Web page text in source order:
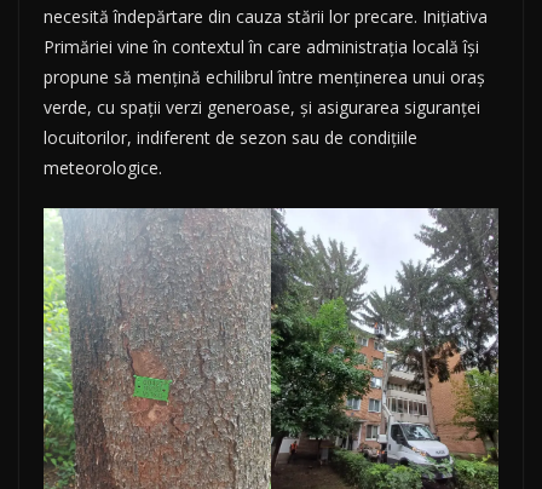
necesită îndepărtare din cauza stării lor precare. Inițiativa
Primăriei vine în contextul în care administrația locală își
propune să mențină echilibrul între menținerea unui oraș
verde, cu spații verzi generoase, și asigurarea siguranței
locuitorilor, indiferent de sezon sau de condițiile
meteorologice.